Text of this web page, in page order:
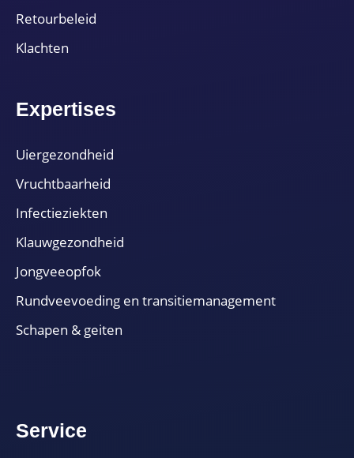
Retourbeleid
Klachten
Expertises
Uiergezondheid
Vruchtbaarheid
Infectieziekten
Klauwgezondheid
Jongveeopfok
Rundveevoeding en transitiemanagement
Schapen & geiten
Service